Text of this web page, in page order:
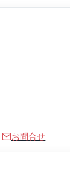
お問合せ